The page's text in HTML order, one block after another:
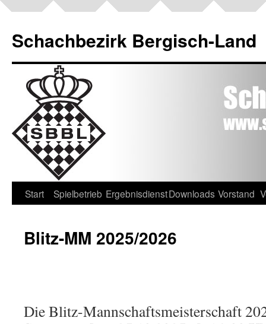
Schachbezirk Bergisch-Land
Start Spielbetrieb ErgebnisdienstDownloads Vorstand
Blitz-MM 2025/2026
Die Blitz-Mannschaftsmeisterschaft